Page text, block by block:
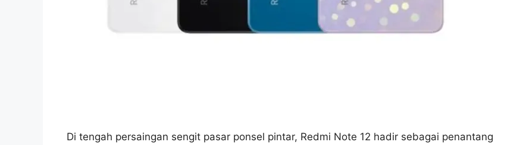
Di tengah persaingan sengit pasar ponsel pintar, Redmi Note 12 hadir sebagai penantang